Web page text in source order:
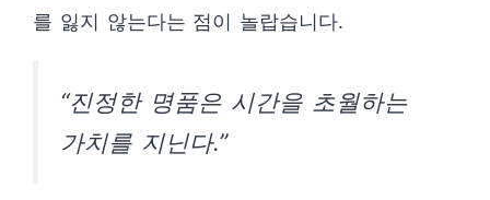
를 잃지 않는다는 점이 놀랍습니다.
“진정한 명품은 시간을 초월하는
가치를 지닌다.”